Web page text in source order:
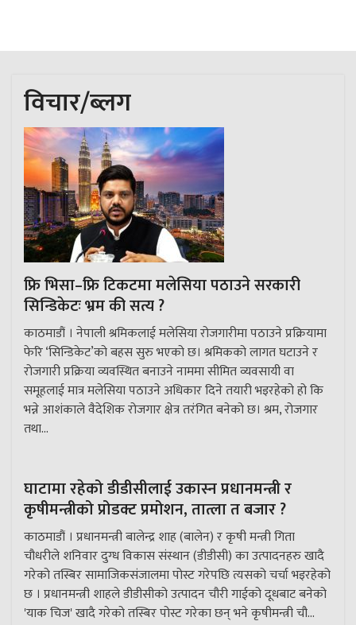
विचार/ब्लग
फ्रि भिसा–फ्रि टिकटमा मलेसिया पठाउने सरकारी
सिन्डिकेटः भ्रम की सत्य ?
काठमाडौं । नेपाली श्रमिकलाई मलेसिया रोजगारीमा पठाउने प्रक्रियामा
फेरि ‘सिन्डिकेट’को बहस सुरु भएको छ। श्रमिकको लागत घटाउने र
रोजगारी प्रक्रिया व्यवस्थित बनाउने नाममा सीमित व्यवसायी वा
समूहलाई मात्र मलेसिया पठाउने अधिकार दिने तयारी भइरहेको हो कि
भन्ने आशंकाले वैदेशिक रोजगार क्षेत्र तरंगित बनेको छ। श्रम, रोजगार
तथा...
घाटामा रहेको डीडीसीलाई उकास्न प्रधानमन्त्री र
कृषीमन्त्रीको प्रोडक्ट प्रमोशन, तात्ला त बजार ?
काठमाडौं । प्रधानमन्त्री बालेन्द्र शाह (बालेन) र कृषी मन्त्री गिता
चौधरीले शनिवार दुग्ध विकास संस्थान (डीडीसी) का उत्पादनहरु खादै
गरेको तस्बिर सामाजिकसंजालमा पोस्ट गरेपछि त्यसको चर्चा भइरहेको
छ । प्रधानमन्त्री शाहले डीडीसीको उत्पादन चौरी गाईको दूधबाट बनेको
'याक चिज' खादै गरेको तस्बिर पोस्ट गरेका छन् भने कृषीमन्त्री चौ...